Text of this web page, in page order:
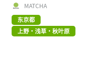
MATCHA
东京都
上野・浅草・秋叶原